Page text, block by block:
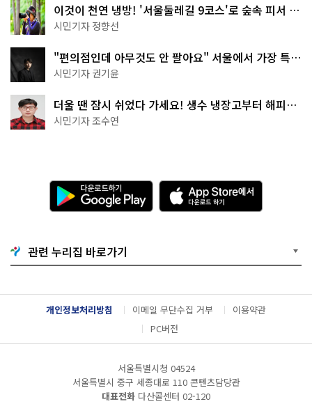
이것이 천연 냉방! '서울둘레길 9코스'로 숲속 피서 떠
나볼까
시민기자 정향선
"편의점인데 아무것도 안 팔아요" 서울에서 가장 특별
한 편의점의 정체
시민기자 권기윤
더울 땐 잠시 쉬었다 가세요! 생수 냉장고부터 해피소
·무더위쉼터까지
시민기자 조수연
다
운
로
기
G
o
g
l
e
A
p
p
e
서
다
운
관련 누리집 바로가기
개인정보처리방침 이메일 무단수집 거부
이용약관
PC버전
서울특별시청 04524
서울특별시 중구 세종대로 110 콘텐츠담당관
대표전화 다산콜센터 02-120